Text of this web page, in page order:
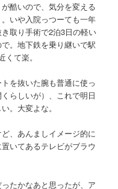
酷いので、気分を変える
いや入院っつーても一年
取り手術で2泊3日の軽い
。地下鉄を乗り継いで駅
て楽。
を抜いた腕も普通に使っ
らしいが）、これで明日
。大変よな。
、あんましイメージ的に
いてあるテレビがブラウ
たかなあと思ったが、ア